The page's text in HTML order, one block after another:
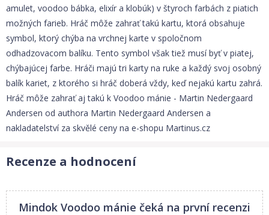
amulet, voodoo bábka, elixír a klobúk) v štyroch farbách z piatich
možných farieb. Hráč môže zahrať takú kartu, ktorá obsahuje
symbol, ktorý chýba na vrchnej karte v spoločnom
odhadzovacom balíku. Tento symbol však tiež musí byť v piatej,
chýbajúcej farbe. Hráči majú tri karty na ruke a každý svoj osobný
balík kariet, z ktorého si hráč doberá vždy, keď nejakú kartu zahrá.
Hráč môže zahrať aj takú k Voodoo mánie - Martin Nedergaard
Andersen od authora Martin Nedergaard Andersen a
nakladatelství za skvělé ceny na e-shopu Martinus.cz
Recenze a hodnocení
Mindok Voodoo mánie čeká na první recenzi